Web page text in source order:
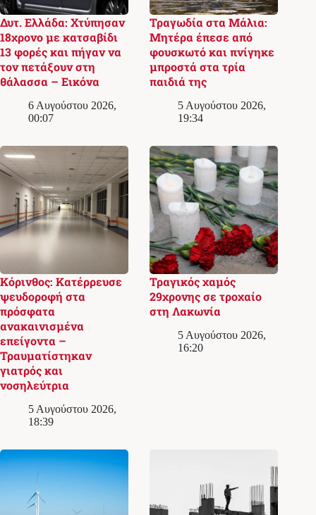
Δυτ. Ελλάδα: Χτύπησαν
18χρονο με κατσαβίδι
13 φορές και πήγαν να
τον πετάξουν στη
θάλασσα – Εικόνα
6 Αυγούστου 2026,
00:07
Τραγωδία στα Μάλια:
Μητέρα έπεσε από
φουσκωτό και πνίγηκε
μπροστά στα τρία
παιδιά της
5 Αυγούστου 2026,
19:34
Κόρινθος: Κατέρρευσε
ψευδοροφή στα
πρόσφατα
ανακαινισμένα
επείγοντα –
Τραυματίστηκαν
γιατρός και
νοσηλεύτρια
5 Αυγούστου 2026,
18:39
Τραγικός χαμός
29χρονης σε τροχαίο
στη Λακωνία
5 Αυγούστου 2026,
16:20